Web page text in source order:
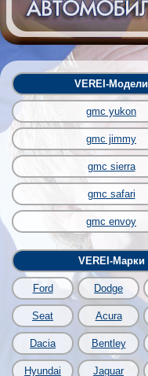
VEREI-Модели
gmc yukon
gmc jimmy
gmc sierra
gmc safari
gmc envoy
VEREI-Марки
Ford Dodge
Seat Acura
Dacia Bentley
Hyundai Jaguar